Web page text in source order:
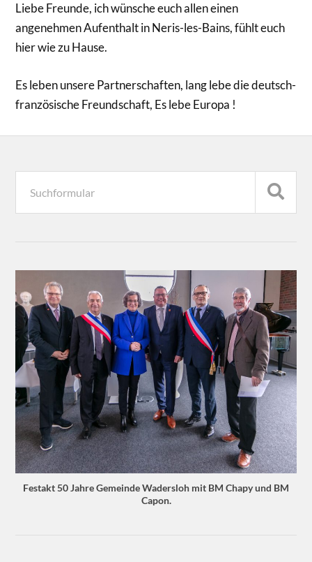
Liebe Freunde, ich wünsche euch allen einen
angenehmen Aufenthalt in Neris-les-Bains, fühlt euch
hier wie zu Hause.
Es leben unsere Partnerschaften, lang lebe die deutsch-
französische Freundschaft, Es lebe Europa !
Festakt 50 Jahre Gemeinde Wadersloh mit BM Chapy und BM
Capon.